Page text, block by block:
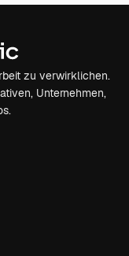
zu verwirklichen.
Unternehmen,